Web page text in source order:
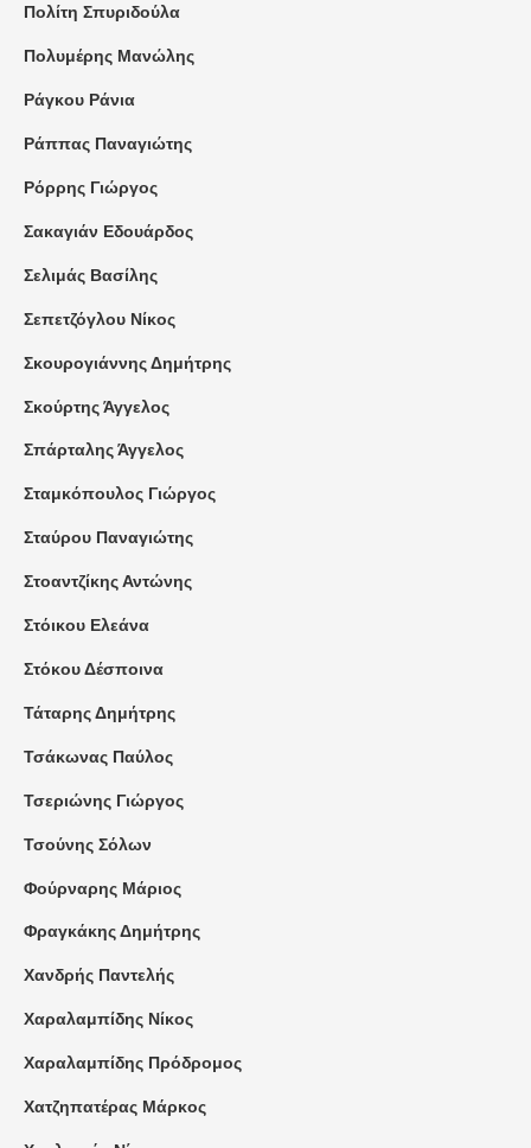
Πολίτη Σπυριδούλα
Πολυμέρης Μανώλης
Ράγκου Ράνια
Ράππας Παναγιώτης
Ρόρρης Γιώργος
Σακαγιάν Εδουάρδος
Σελιμάς Βασίλης
Σεπετζόγλου Νίκος
Σκουρογιάννης Δημήτρης
Σκούρτης Άγγελος
Σπάρταλης Άγγελος
Σταμκόπουλος Γιώργος
Σταύρου Παναγιώτης
Στοαντζίκης Αντώνης
Στόικου Ελεάνα
Στόκου Δέσποινα
Τάταρης Δημήτρης
Τσάκωνας Παύλος
Τσεριώνης Γιώργος
Τσούνης Σόλων
Φούρναρης Μάριος
Φραγκάκης Δημήτρης
Χανδρής Παντελής
Χαραλαμπίδης Νίκος
Χαραλαμπίδης Πρόδρομος
Χατζηπατέρας Μάρκος